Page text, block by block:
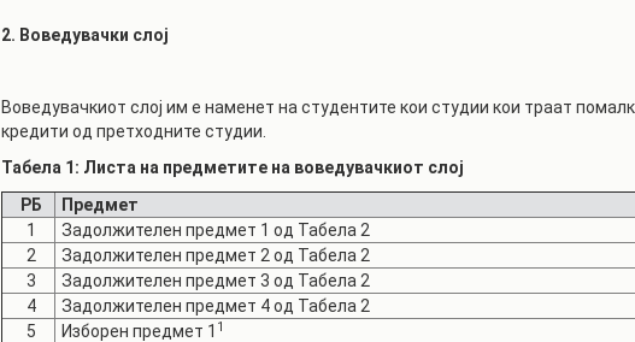
2. Воведувачки слој
Воведувачкиот слој им е наменет на студентите кои студии кои траат
кредити од претходните студии.
Табела 1: Листа на предметите на воведувачкиот слој
РБ
Предмет
1
Задолжителен предмет 1 од Табела 2
2
Задолжителен предмет 2 од Табела 2
3
Задолжителен предмет 3 од Табела 2
4
Задолжителен предмет 4 од Табела 2
5
Изборен предмет 1 1